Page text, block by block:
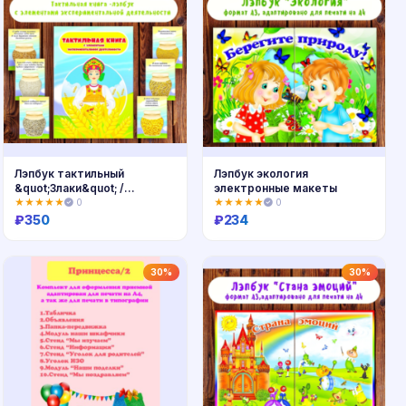
Купить
Лэпбук тактильный
&quot;Злаки&quot; /
электронная версия
★★★★★ 0
₽350
Лэпбук экология
электронные макеты
★★★★★ 0
₽234
30% 30%